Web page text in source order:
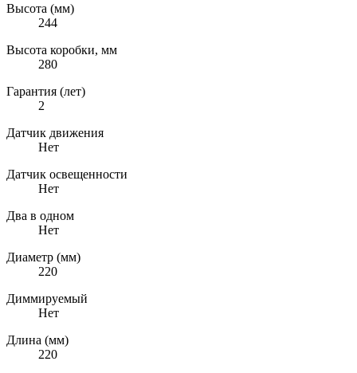
Высота (мм)
244
Высота коробки, мм
280
Гарантия (лет)
2
Датчик движения
Нет
Датчик освещенности
Нет
Два в одном
Нет
Диаметр (мм)
220
Диммируемый
Нет
Длина (мм)
220